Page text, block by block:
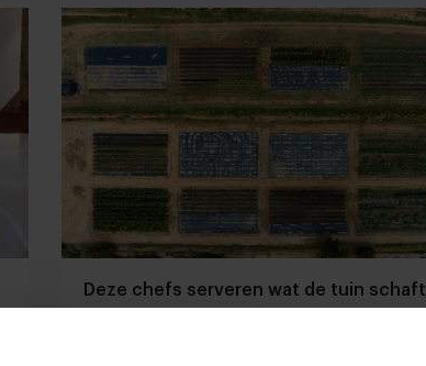
Deze chefs serveren wat de tuin schaft